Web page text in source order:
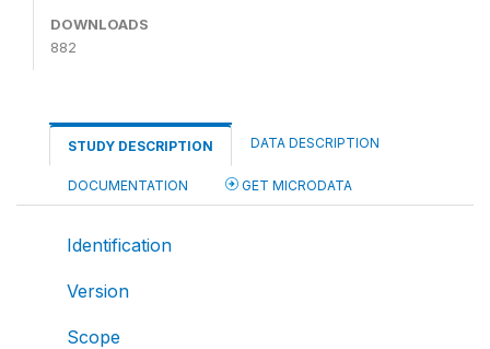
DOWNLOADS
882
STUDY DESCRIPTION DATA DESCRIPTION
DOCUMENTATION GET MICRODATA
Identification
Version
Scope